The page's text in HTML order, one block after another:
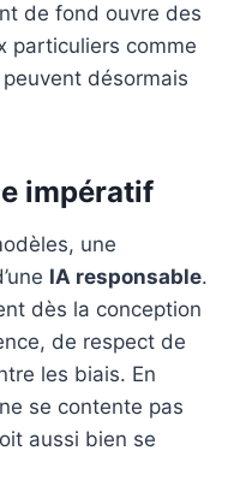
de fond ouvre des
particuliers comme
désormais
impératif
une
IA responsable.
dès la conception
de respect de
les biais. En
se contente pas
aussi bien se